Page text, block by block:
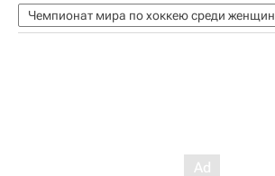
Чемпионат мира по хоккею среди женщин